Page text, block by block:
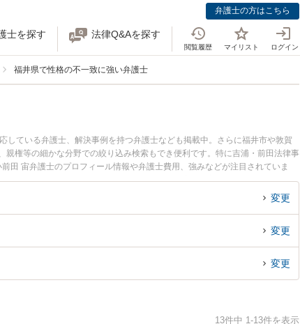
弁護士の方はこちら
士を探す 法律Q&Aを探す
閲覧履歴 マイリスト ログイン
福井県で性格の不一致に強い弁護士
ている弁護士、解決事例を持つ弁護士なども掲載中。さらに福井市や敦賀
権等の細かな分野での絞り込み検索もでき便利です。特に吉浦・前田法律事
田 宙弁護士のプロフィール情報や弁護士費用、強みなどが注目されていま
』『性格の不一致での離婚のトラブル解決の実績豊富な近くの弁護士を検索
』などでお困りの相談者さんにおすすめです。
変更
変更
変更
13件中 1-13件を表示